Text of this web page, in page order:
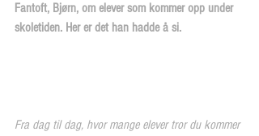
Fantoft, Bjørn, om elever som kommer opp under
skoletiden. Her er det han hadde å si.
Fra dag til dag, hvor mange elever tror du kommer